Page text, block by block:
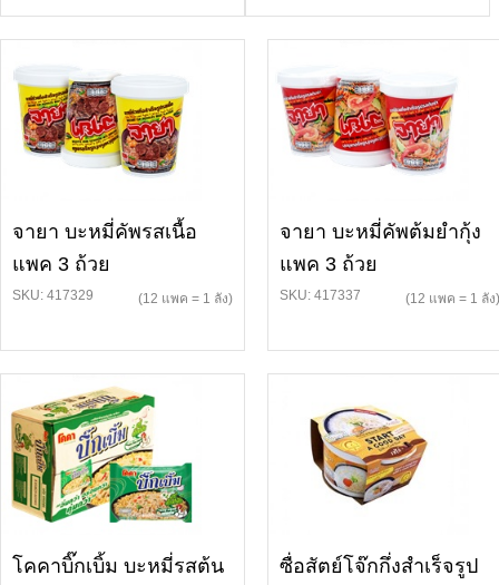
จายา บะหมี่คัพรสเนื้อ
แพค 3 ถ้วย
SKU: 417329 (12 แพค = 1 ลัง)
จายา บะหมี่คัพต้มยำกุ้ง
แพค 3 ถ้วย
SKU: 417337 (12 แพค = 1 ลัง)
โคคาบิ๊กเบิ้ม บะหมี่รสต้น
ซื่อสัตย์โจ๊กกึ่งสำเร็จรูป